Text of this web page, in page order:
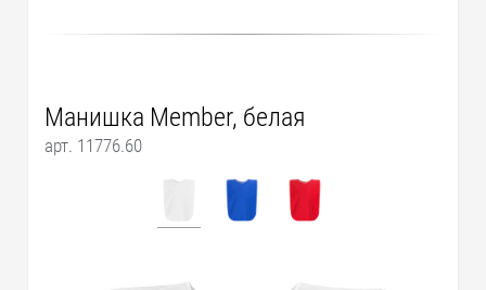
Манишка Member, белая
арт. 11776.60